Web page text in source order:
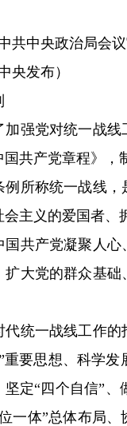
中共中央政治局
央发布）
党对统一战线工
共产党章程》，
称统一战线，是
主义的爱国者、
产党凝聚人心
扩大党的群众基
一战线工作的指
重要思想、科学
坚定“四个自信”
一体”总体布局